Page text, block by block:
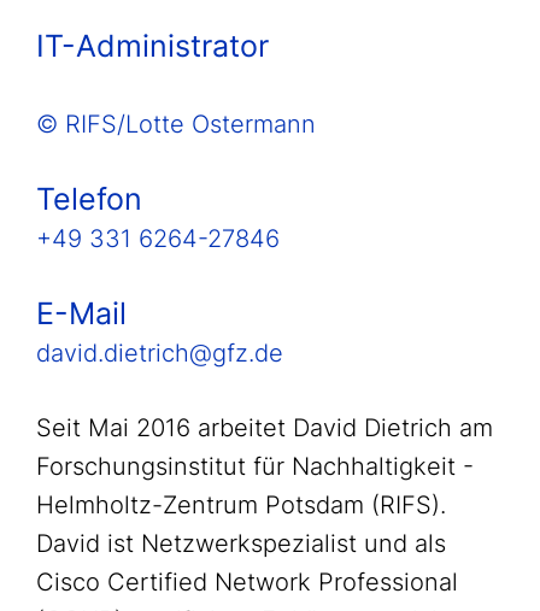
IT-Administrator
© RIFS/Lotte Ostermann
Telefon
+49 331 6264-27846
E-Mail
david.dietrich@gfz.de
Seit Mai 2016 arbeitet David Dietrich am
Forschungsinstitut für Nachhaltigkeit -
Helmholtz-Zentrum Potsdam (RIFS).
David ist Netzwerkspezialist und als
Cisco Certified Network Professional